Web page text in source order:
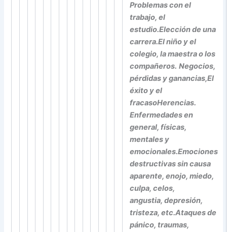
Problemas con el
trabajo, el
estudio.Elección de una
carrera.El niño y el
colegio, la maestra o los
compañeros. Negocios,
pérdidas y ganancias,El
éxito y el
fracasoHerencias.
Enfermedades en
general, físicas,
mentales y
emocionales.Emociones
destructivas sin causa
aparente, enojo, miedo,
culpa, celos,
angustia, depresión,
tristeza, etc.Ataques de
pánico, traumas,